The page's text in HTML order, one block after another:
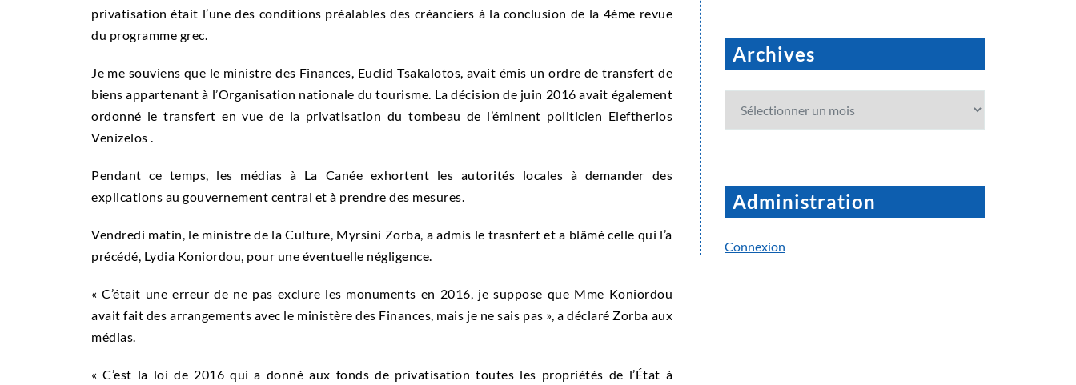
privatisation était l’une des conditions préalables des créanciers à la conclusion de la 4ème revue
du programme grec.
Je me souviens que le ministre des Finances, Euclid Tsakalotos, avait émis un ordre de transfert de
biens appartenant à l’Organisation nationale du tourisme. La décision de juin 2016 avait également
ordonné le transfert en vue de la privatisation du tombeau de l’éminent politicien Eleftherios
Venizelos .
Pendant ce temps, les médias à La Canée exhortent les autorités locales à demander des
explications au gouvernement central et à prendre des mesures.
Vendredi matin, le ministre de la Culture, Myrsini Zorba, a admis le trasnfert et a blâmé celle qui l’a
précédé, Lydia Koniordou, pour une éventuelle négligence.
« C’était une erreur de ne pas exclure les monuments en 2016, je suppose que Mme Koniordou
avait fait des arrangements avec le ministère des Finances, mais je ne sais pas », a déclaré Zorba aux
médias.
« C’est la loi de 2016 qui a donné aux fonds de privatisation toutes les propriétés de l’État à
Archives
Administration
Connexion